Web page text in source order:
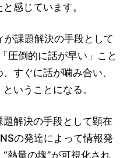
感じています。
が課題解決の手段として
圧倒的に話が早い」こと
すぐに話が噛み合い、
いうことになる。
解決の手段として顕在
の発達によって情報発
熱量の塊”が可視化され